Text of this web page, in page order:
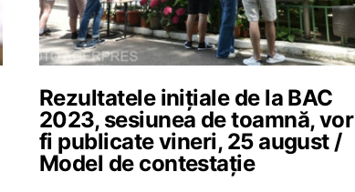
Rezultatele inițiale de la BAC
2023, sesiunea de toamnă, vor
fi publicate vineri, 25 august /
Model de contestație